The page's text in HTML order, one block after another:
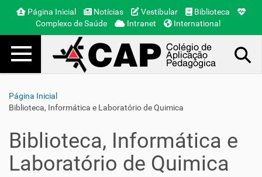
Página Inicial Notícias Vestibular
Biblioteca
Complexo de Saúde
Intranet International
Toggle navigation
Página Inicial
Biblioteca, Informática e Laboratório de Quimica
Biblioteca, Informática e
Laboratório de Quimica